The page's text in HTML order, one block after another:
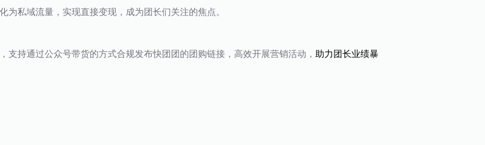
私域流量，实现直接变现，成为团长们关注的焦点。
支持通过公众号带货的方式合规发布快团团的团购链接，高效开展营销活动， 助力团长业绩暴